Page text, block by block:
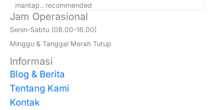
mantap.. recommended
Jam Operasional
Senin-Sabtu (08.00-16.00)
Minggu & Tanggal Merah Tutup
Informasi
Blog & Berita
Tentang Kami
Kontak